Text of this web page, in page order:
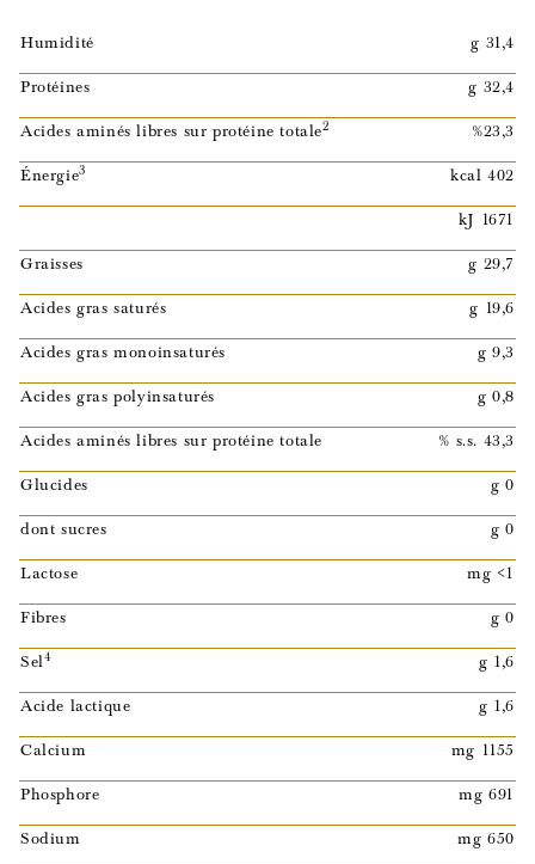
Humidité
g 31,4
Protéines
g 32,4
Acides aminés libres sur protéine totale2
%23,3
Énergie3
kcal 402
kJ 1671
Graisses
g 29,7
Acides gras saturés
g 19,6
Acides gras monoinsaturés
g 9,3
Acides gras polyinsaturés
g 0,8
Acides aminés libres sur protéine totale
% s.s. 43,3
Glucides
g 0
dont sucres
g 0
Lactose
mg <1
Fibres
g 0
Sel4
g 1,6
Acide lactique
g 1,6
Calcium
mg 1155
Phosphore
mg 691
Sodium
mg 650